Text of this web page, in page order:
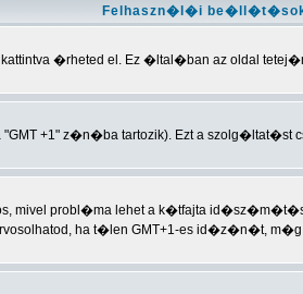
Felhaszn�l�i
�rheted el. Ez �ltal�ban az oldal
+1" z�n�ba tartozik). Ezt a
mivel probl�ma lehet a k�tfajta
ha t�len GMT+1-es id�z�n�t,